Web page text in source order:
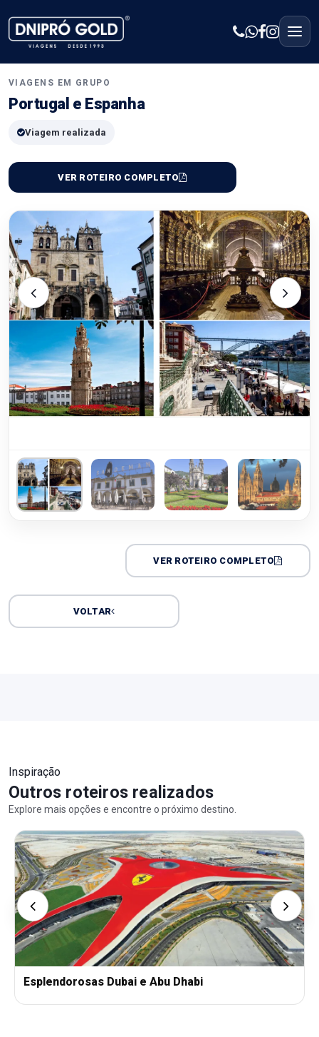
VIAGENS EM GRUPO
Portugal e Espanha
Viagem realizada
VER ROTEIRO COMPLETO
VER ROTEIRO COMPLETO
VOLTAR
Inspiração
Outros roteiros realizados
Explore mais opções e encontre o próximo destino.
Esplendorosas Dubai e Abu Dhabi